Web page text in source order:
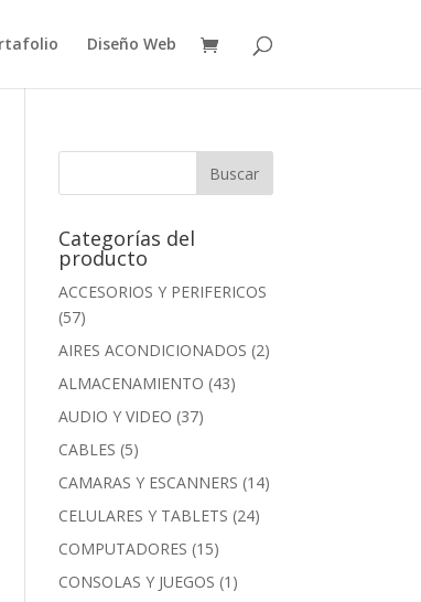
Diseño Web
Categorías del
producto
ACCESORIOS Y PERIFERICOS
(57)
AIRES ACONDICIONADOS (2)
ALMACENAMIENTO (43)
AUDIO Y VIDEO (37)
CABLES (5)
CAMARAS Y ESCANNERS (14)
CELULARES Y TABLETS (24)
COMPUTADORES (15)
CONSOLAS Y JUEGOS (1)